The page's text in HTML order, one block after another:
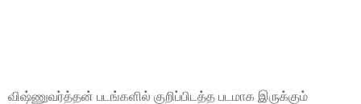
விஷ்ணுவர்த்தன் படங்களில் குறிப்பிடத்த படமாக இருக்கும்